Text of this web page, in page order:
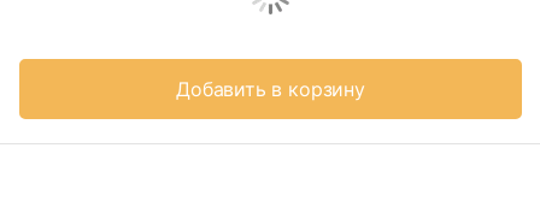
Добавить в корзину